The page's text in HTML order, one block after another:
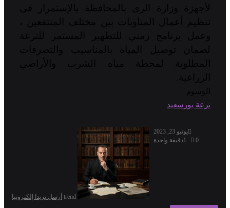
لأجهزة وزارة الرى بالمحافظة بالإستمرار فى
تنظيم أعمال المناوبات بين مختلف المنتفعين ،
وعمل برنامج زمني للتطهير المستمر للترعة
لضمان توصيل المياه بالمناسيب والتصرفات
المطلوبة لمحطة مياه الشرب والأراضي
الزراعية.
الوسوم
ترعة بورسعيد
trend أرسل بريدا إلكترونيا
يونيو 23, 2023
0
1دقيقة واحدة